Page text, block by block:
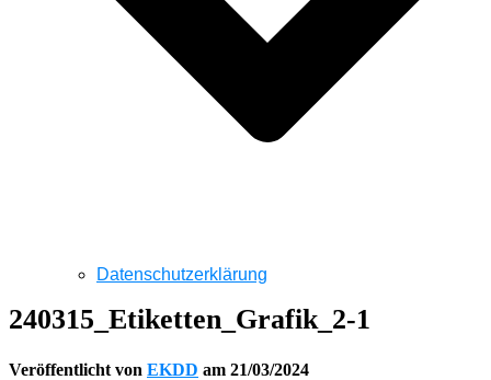
Datenschutzerklärung
240315_Etiketten_Grafik_2-1
Veröffentlicht von EKDD am 21/03/2024